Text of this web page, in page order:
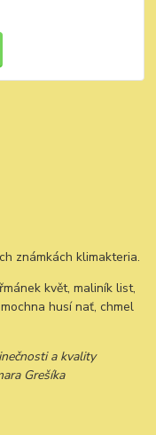
známkách klimakteria.
květ, maliník list,
husí nať, chmel
a kvality
Grešíka